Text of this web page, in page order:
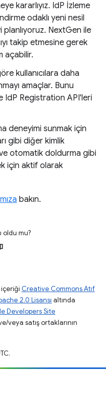
kararlıyız. IdP İzleme
odaklı yeni nesil
NextGen ile
takip etmesine gerek
açabilir.
kullanıcılara daha
amaçlar. Bunu
IdP Registration API'leri
deneyimi sunmak için
gibi diğer kimlik
otomatik doldurma gibi
için aktif olarak
bakın.
oldu mu?
Creative Commons Atıf
2.0 Lisansı altında
Developers Site
veya satış ortaklarının